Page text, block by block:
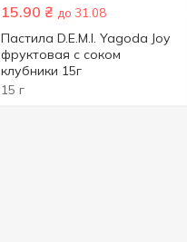
15.90 ₴ до 31.08
Пастила D.E.M.I. Yagoda Joy
фруктовая с соком
клубники 15г
15 г